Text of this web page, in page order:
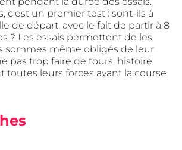
c’est un premier test : sont-ils à
de départ, avec le fait de partir à 8
? Les essais permettent de les
sommes même obligés de leur
pas trop faire de tours, histoire
toutes leurs forces avant la course